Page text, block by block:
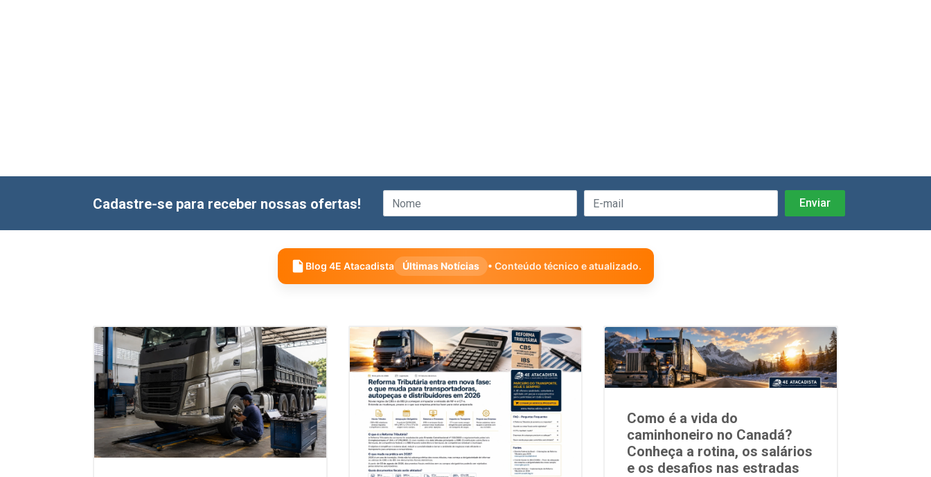
Cadastre-se para receber nossas ofertas!
Blog 4E Atacadista Últimas Notícias • Conteúdo técnico e atualizado.
Como é a vida do
caminhoneiro no Canadá?
Conheça a rotina, os salários
e os desafios nas estradas